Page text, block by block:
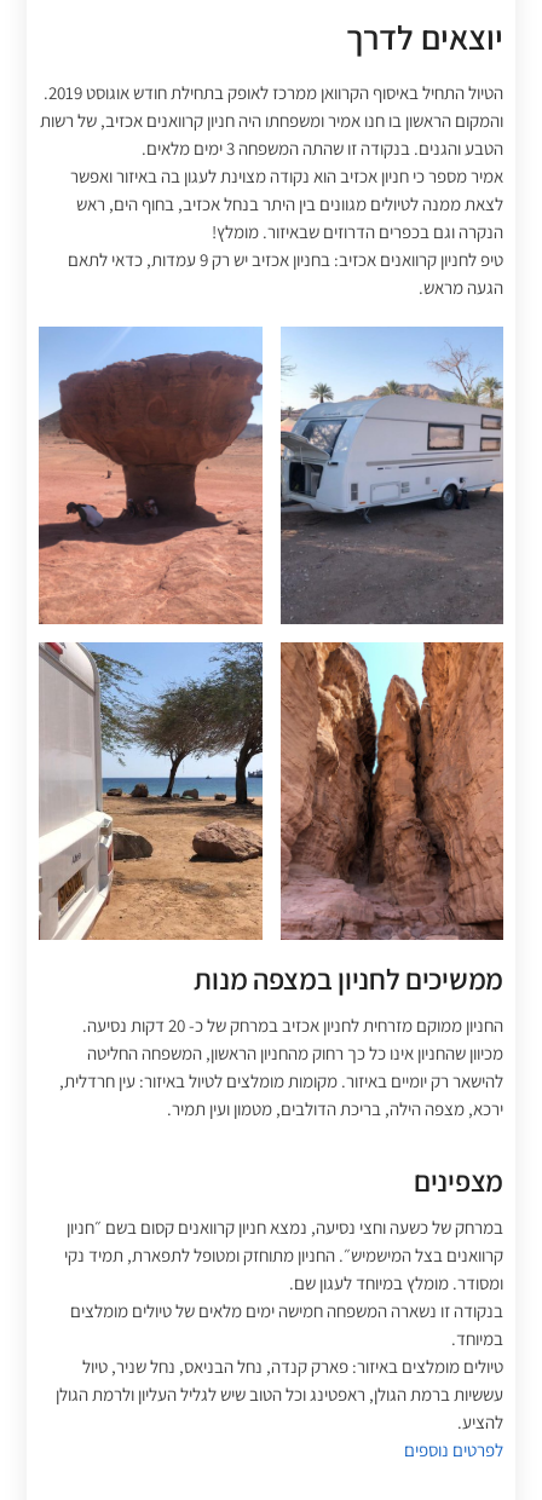
יוצאים לדרך
הטיול התחיל באיסוף הקרוואן ממרכז לאופק בתחילת חודש אוגוסט 2019.
והמקום הראשון בו חנו אמיר ומשפחתו היה חניון קרוואנים אכזיב, של רשות
הטבע והגנים. בנקודה זו שהתה המשפחה 3 ימים מלאים.
אמיר מספר כי חניון אכזיב הוא נקודה מצוינת לעגון בה באיזור ואפשר
לצאת ממנה לטיולים מגוונים בין היתר בנחל אכזיב, בחוף הים, ראש
הנקרה וגם בכפרים הדרוזים שבאיזור. מומלץ!
טיפ לחניון קרוואנים אכזיב: בחניון אכזיב יש רק 9 עמדות, כדאי לתאם
הגעה מראש.
ממשיכים לחניון במצפה מנות
החניון ממוקם מזרחית לחניון אכזיב במרחק של כ- 20 דקות נסיעה.
מכיוון שהחניון אינו כל כך רחוק מהחניון הראשון, המשפחה החליטה
להישאר רק יומיים באיזור. מקומות מומלצים לטיול באיזור: עין חרדלית,
ירכא, מצפה הילה, בריכת הדולבים, מטמון ועין תמיר.
מצפינים
במרחק של כשעה וחצי נסיעה, נמצא חניון קרוואנים קסום בשם ״חניון
קרוואנים בצל המישמיש״. החניון מתוחזק ומטופל לתפארת, תמיד נקי
ומסודר. מומלץ במיוחד לעגון שם.
בנקודה זו נשארה המשפחה חמישה ימים מלאים של טיולים מומלצים
במיוחד.
טיולים מומלצים באיזור: פארק קנדה, נחל הבניאס, נחל שניר, טיול
עששיות ברמת הגולן, ראפטינג וכל הטוב שיש לגליל העליון ולרמת הגולן
להציע.
לפרטים נוספים